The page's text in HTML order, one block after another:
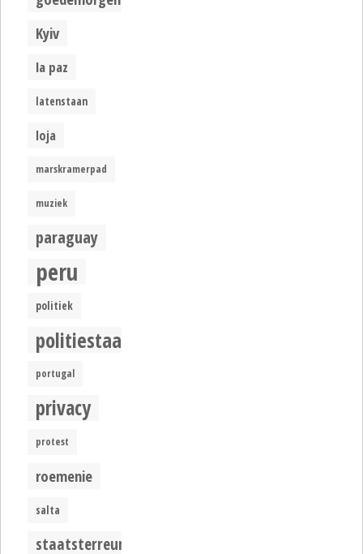
Kyiv
la paz
latenstaan
loja
marskramerpad
muziek
paraguay
peru
politiek
politiestaat
portugal
privacy
protest
roemenie
salta
staatsterreur